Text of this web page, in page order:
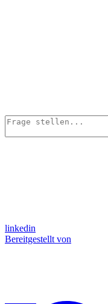
linkedin
Bereitgestellt von